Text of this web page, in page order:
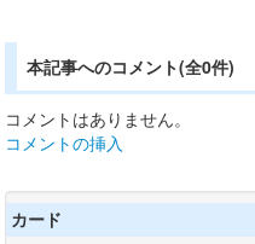
本記事へのコメント(全0件)
コメントはありません。
コメントの挿入
カード